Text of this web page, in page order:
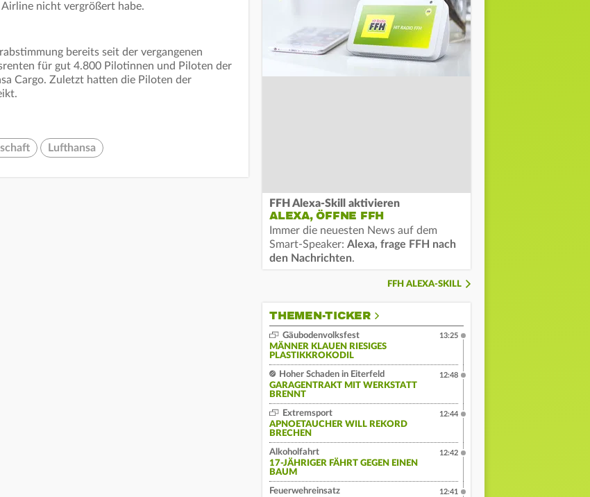
nicht vergrößert habe.
bereits seit der vergangenen
für gut 4.800 Pilotinnen und Piloten der
Cargo. Zuletzt hatten die Piloten der
Lufthansa
FFH Alexa-Skill aktivieren
ALEXA, ÖFFNE FFH
Immer die neuesten News auf dem
Smart-Speaker: Alexa, frage FFH nach
den Nachrichten.
FFH ALEXA-SKILL
THEMEN-TICKER
Gäubodenvolksfest
MÄNNER KLAUEN RIESIGES
PLASTIKKROKODIL
13:25
Hoher Schaden in Eiterfeld
GARAGENTRAKT MIT WERKSTATT
BRENNT
12:48
Extremsport
APNOETAUCHER WILL REKORD
BRECHEN
12:44
Alkoholfahrt
17-JÄHRIGER FÄHRT GEGEN EINEN
BAUM
12:42
Feuerwehreinsatz
12:41